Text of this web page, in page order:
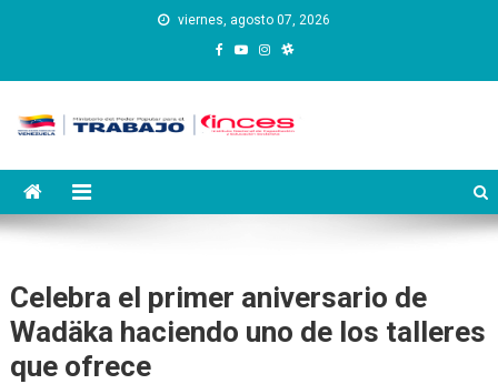
viernes, agosto 07, 2026
Instituto Nacional de
Capacitación y Educación
Celebra el primer aniversario de
Wadäka haciendo uno de los talleres
que ofrece